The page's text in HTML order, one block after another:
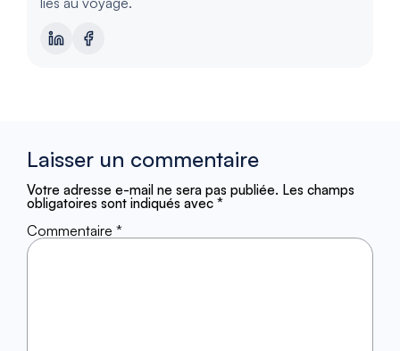
Laisser un commentaire
Votre adresse e-mail ne sera pas publiée. Les champs
obligatoires sont indiqués avec *
Commentaire *